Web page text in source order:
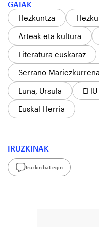
GAIAK
Hezkuntza
Arteak eta kultura
Literatura euskaraz
Serrano
Luna, Ursula
EHU
Euskal Herria
IRUZKINAK
Iruzkin bat egin